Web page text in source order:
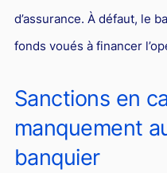
d’assurance. À défaut, le
fonds voués à financer
Sanctions en
manquement
banquier